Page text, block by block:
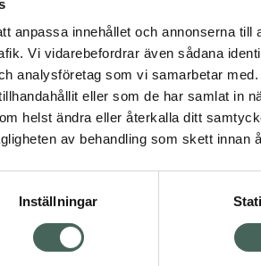
anpassa innehållet och annonserna till
Vi vidarebefordrar även sådana
analysföretag som vi samarbetar
eller som de har samlat in
helst ändra eller återkalla ditt
av behandling som skett innan
Inställningar
4.5 av
Serum.
Köp
480
Visa